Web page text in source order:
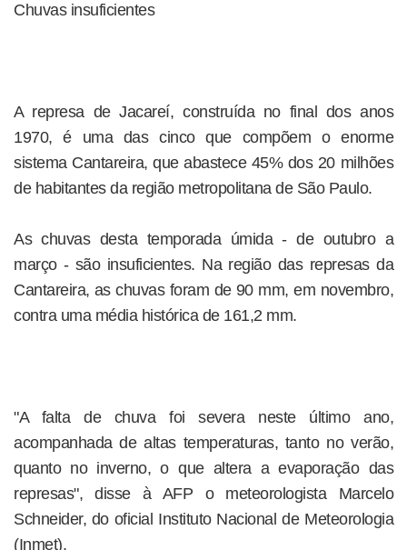
Chuvas insuficientes
A represa de Jacareí, construída no final dos anos
1970, é uma das cinco que compõem o enorme
sistema Cantareira, que abastece 45% dos 20 milhões
de habitantes da região metropolitana de São Paulo.
As chuvas desta temporada úmida - de outubro a
março - são insuficientes. Na região das represas da
Cantareira, as chuvas foram de 90 mm, em novembro,
contra uma média histórica de 161,2 mm.
"A falta de chuva foi severa neste último ano,
acompanhada de altas temperaturas, tanto no verão,
quanto no inverno, o que altera a evaporação das
represas", disse à AFP o meteorologista Marcelo
Schneider, do oficial Instituto Nacional de Meteorologia
(Inmet).